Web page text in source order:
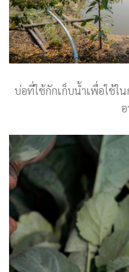
บ่อที่ใช้กักเก็บน้ำเพื่อใช้ใน